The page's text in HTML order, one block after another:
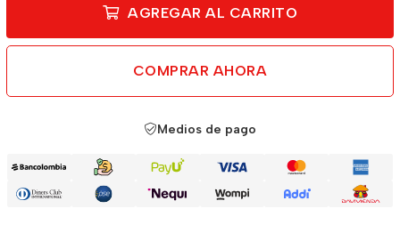
AGREGAR AL CARRITO
COMPRAR AHORA
Medios de pago